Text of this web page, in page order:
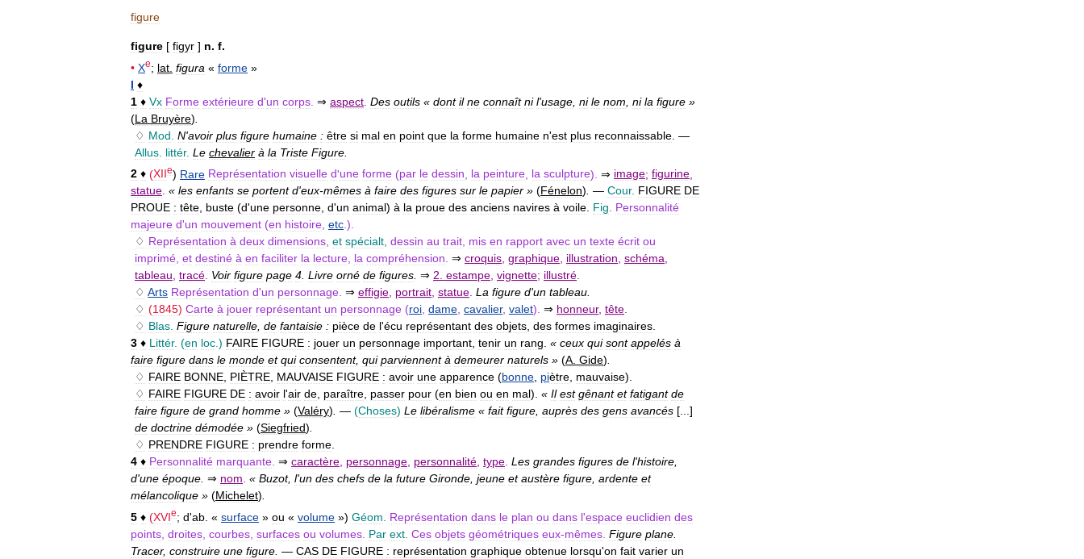
figure
figure [ figyr ] n. f.
• Xe; lat figura « forme »
I ♦
1 ♦ Vx Forme extérieure d'un corps ⇒ aspect Des outils « dont il ne connaît ni l'usage ni le nom ni la figure »
(La Bruyère)
♢ Mod N'avoir plus figure humaine : être si mal en point que la forme humaine n'est plus reconnaissable . —
Allus littér. Le chevalier à la Triste Figure
2 ♦ (XIIe) Rare Représentation visuelle d'une forme (par le dessin la peinture la sculpture). ⇒ image; figurine
statue. « les enfants se portent d'eux-mêmes à faire des figures sur le papier » (Fénelon). — Cour. FIGURE DE
PROUE : tête, buste (d'une personne, d'un animal) à la proue des anciens navires à voile. Fig. Personnalité
majeure d'un mouvement (en histoire, etc.).
♢ Représentation à deux dimensions, et spécialt, dessin au trait, mis en rapport avec un texte écrit ou
imprimé, et destiné à en faciliter la lecture, la compréhension. ⇒ croquis, graphique, illustration, schéma,
tableau, tracé. Voir figure page 4. Livre orné de figures. ⇒ 2. estampe, vignette; illustré.
♢ Arts Représentation d'un personnage. ⇒ effigie, portrait, statue. La figure d'un tableau.
♢ (1845) Carte à jouer représentant un personnage (roi, dame, cavalier, valet). ⇒ honneur, tête.
♢ Blas. Figure naturelle, de fantaisie : pièce de l'écu représentant des objets, des formes imaginaires.
3 ♦ Littér. (en loc.) FAIRE FIGURE : jouer un personnage important, tenir un rang. « ceux qui sont appelés à
faire figure dans le monde et qui consentent, qui parviennent à demeurer naturels » (A. Gide).
♢ FAIRE BONNE, PIÈTRE, MAUVAISE FIGURE : avoir une apparence (bonne, piètre, mauvaise).
♢ FAIRE FIGURE DE : avoir l'air de, paraître, passer pour (en bien ou en mal). « Il est gênant et fatigant de
faire figure de grand homme » (Valéry). — (Choses) Le libéralisme « fait figure, auprès des gens avancés [...]
de doctrine démodée » (Siegfried).
♢ PRENDRE FIGURE : prendre forme.
4 ♦ Personnalité marquante. ⇒ caractère, personnage, personnalité, type. Les grandes figures de l'histoire,
d'une époque. ⇒ nom. « Buzot, l'un des chefs de la future Gironde, jeune et austère figure, ardente et
mélancolique » (Michelet).
5 ♦ (XVIe; d'ab . « surface » ou « volume ») Géom Représentation dans le plan ou dans l'espace euclidien des
points droites courbes surfaces ou volumes Par ext Ces objets géométriques eux-mêmes Figure plane
Tracer, construire une figure — CAS DE FIGURE : représentation graphique obtenue lorsqu'on fait varier un